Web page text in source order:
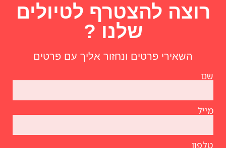
רוצה להצטרף לטיולים
שלנו ?
השאירי פרטים ונחזור אליך עם פרטים
שם
מייל
טלפון